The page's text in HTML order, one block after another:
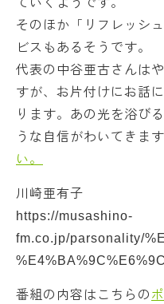
ていくようです。
そのほか「リフレッシ
ビスもあるそうです。
代表の中谷亜古さんは
すが、お片付けにお話
ります。あの光を浴び
うな自信がわいてきます
い。
川崎亜有子
https://musashino-
fm.co.jp/parsonality/
番組の内容はこちらの